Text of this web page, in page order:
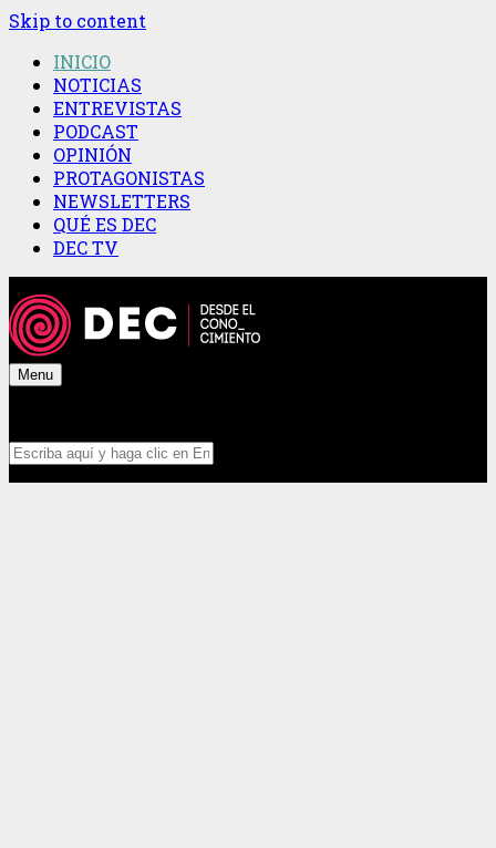
Skip to content
INICIO
NOTICIAS
ENTREVISTAS
PODCAST
OPINIÓN
PROTAGONISTAS
NEWSLETTERS
QUÉ ES DEC
DEC TV
Menu